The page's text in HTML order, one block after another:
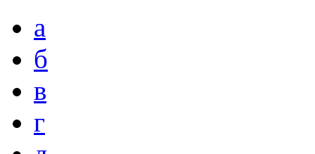
а
б
в
г